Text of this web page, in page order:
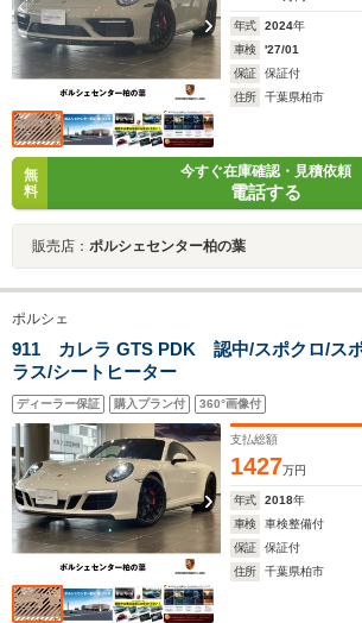
年式 2024年
車検
'27/01
保証
保証付
住所
千葉県柏市
無
料
今すぐ在庫確認・見積依頼
電話する
販売店： ポルシェセンター柏の葉
ポルシェ
911 カレラ GTS PDK 認中/スポクロ/ス
ラス/シートヒーター
ディーラー保証 購入プラン付 360°画像付
支払総額
1427万円
年式 2018年
車検
車検整備付
保証
保証付
住所
千葉県柏市